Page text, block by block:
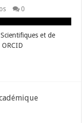
0
et de
ORCID